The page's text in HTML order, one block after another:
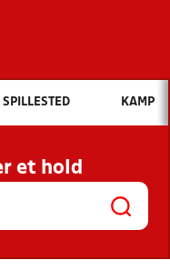
Hvad vil du søge efter?
OG NYHEDER
KLUBBER OG
SPILLESTED KAMP
et hold